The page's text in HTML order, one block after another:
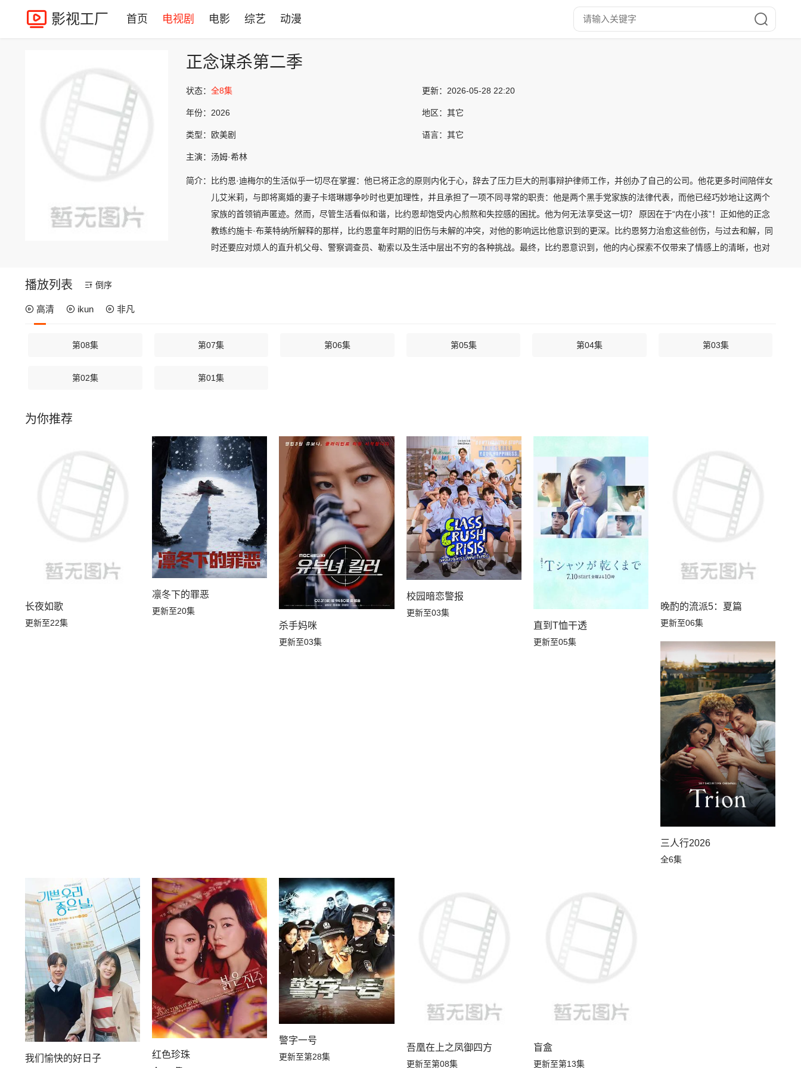
影视工厂 首页 电视剧 电影 综艺 动漫
正念谋杀第二季
状态： 全8集 更新： 2026-05-28 22:20
年份： 2026 地区： 其它
类型： 欧美剧 语言： 其它
主演： 汤姆·希林
简介：
比约恩·迪梅尔的生活似乎一切尽在掌握：他已将正念的原则内化于心，辞去了压力巨大的刑事辩护律师工作，并创办了自己的公司。他花更多时间陪伴女
儿艾米莉，与即将离婚的妻子卡塔琳娜争吵时也更加理性，并且承担了一项不同寻常的职责：他是两个黑手党家族的法律代表，而他已经巧妙地让这两个
家族的首领销声匿迹。然而，尽管生活看似和谐，比约恩却饱受内心煎熬和失控感的困扰。他为何无法享受这一切？ 原因在于“内在小孩”！正如他的正念
教练约施卡·布莱特纳所解释的那样，比约恩童年时期的旧伤与未解的冲突，对他的影响远比他意识到的更深。比约恩努力治愈这些创伤，与过去和解，同
时还要应对烦人的直升机父母、警察调查员、勒索以及生活中层出不穷的各种挑战。最终，比约恩意识到，他的内心探索不仅带来了情感上的清晰，也对
播放列表 倒序
高清 ikun 非凡
第08集 第07集 第06集 第05集 第04集 第03集
第02集 第01集
为你推荐
长夜如歌
更新至22集
凛冬下的罪恶
更新至20集
杀手妈咪
更新至03集
校园暗恋警报
更新至03集
直到T恤干透
更新至05集
晚酌的流派5：夏篇
更新至06集
三人行2026
全6集
我们愉快的好日子 红色珍珠
警字一号
更新至第28集
吾凰在上之凤御四方
更新至第08集
盲盒
更新至第13集